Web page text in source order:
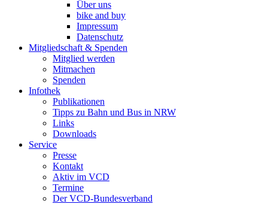
Über uns
bike and buy
Impressum
Datenschutz
Mitgliedschaft & Spenden
Mitglied werden
Mitmachen
Spenden
Infothek
Publikationen
Tipps zu Bahn und Bus in NRW
Links
Downloads
Service
Presse
Kontakt
Aktiv im VCD
Termine
Der VCD-Bundesverband